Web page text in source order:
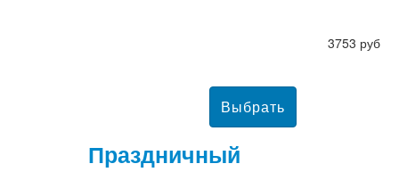
3753 руб
Праздничный